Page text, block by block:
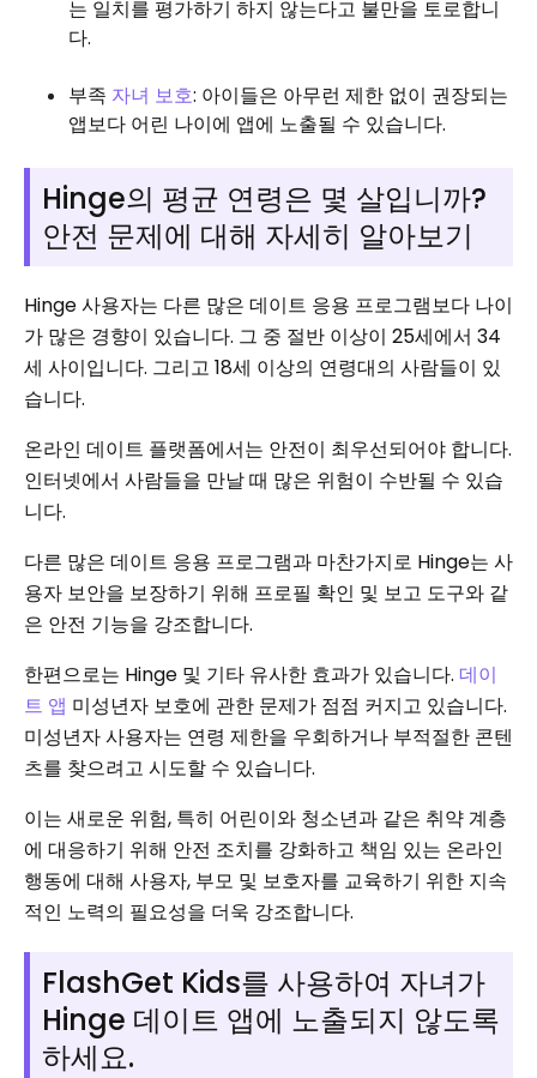
는 일치를 평가하기 하지 않는다고 불만을 토로합니
다.
부족 자녀 보호: 아이들은 아무런 제한 없이 권장되는
앱보다 어린 나이에 앱에 노출될 수 있습니다.
Hinge의 평균 연령은 몇 살입니까?
안전 문제에 대해 자세히 알아보기
Hinge 사용자는 다른 많은 데이트 응용 프로그램보다 나이
가 많은 경향이 있습니다. 그 중 절반 이상이 25세에서 34
세 사이입니다. 그리고 18세 이상의 연령대의 사람들이 있
습니다.
온라인 데이트 플랫폼에서는 안전이 최우선되어야 합니다.
인터넷에서 사람들을 만날 때 많은 위험이 수반될 수 있습
니다.
다른 많은 데이트 응용 프로그램과 마찬가지로 Hinge는 사
용자 보안을 보장하기 위해 프로필 확인 및 보고 도구와 같
은 안전 기능을 강조합니다.
한편으로는 Hinge 및 기타 유사한 효과가 있습니다. 데이
트 앱 미성년자 보호에 관한 문제가 점점 커지고 있습니다.
미성년자 사용자는 연령 제한을 우회하거나 부적절한 콘텐
츠를 찾으려고 시도할 수 있습니다.
이는 새로운 위험, 특히 어린이와 청소년과 같은 취약 계층
에 대응하기 위해 안전 조치를 강화하고 책임 있는 온라인
행동에 대해 사용자, 부모 및 보호자를 교육하기 위한 지속
적인 노력의 필요성을 더욱 강조합니다.
FlashGet Kids를 사용하여 자녀가
Hinge 데이트 앱에 노출되지 않도록
하세요.